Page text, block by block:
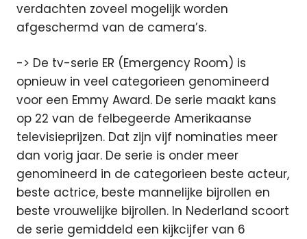
verdachten zoveel mogelijk worden
afgeschermd van de camera’s.
-> De tv-serie ER (Emergency Room) is
opnieuw in veel categorieen genomineerd
voor een Emmy Award. De serie maakt kans
op 22 van de felbegeerde Amerikaanse
televisieprijzen. Dat zijn vijf nominaties meer
dan vorig jaar. De serie is onder meer
genomineerd in de categorieen beste acteur,
beste actrice, beste mannelijke bijrollen en
beste vrouwelijke bijrollen. In Nederland scoort
de serie gemiddeld een kijkcijfer van 6